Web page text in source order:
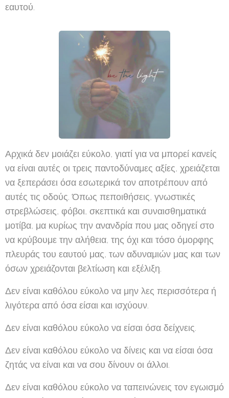
εαυτού.
Αρχικά δεν μοιάζει εύκολο, γιατί για να μπορεί κανείς
να είναι αυτές οι τρεις παντοδύναμες αξίες, χρειάζεται
να ξεπεράσει όσα εσωτερικά τον αποτρέπουν από
αυτές τις οδούς. Όπως πεποιθήσεις, γνωστικές
στρεβλώσεις, φόβοι, σκεπτικά και συναισθηματικά
μοτίβα, μα κυρίως την ανανδρία που μας οδηγεί στο
να κρύβουμε την αλήθεια, της όχι και τόσο όμορφης
πλευράς του εαυτού μας, των αδυναμιών μας και των
όσων χρειάζονται βελτίωση και εξέλιξη.
Δεν είναι καθόλου εύκολο να μην λες περισσότερα ή
λιγότερα από όσα είσαι και ισχύουν.
Δεν είναι καθόλου εύκολο να είσαι όσα δείχνεις.
Δεν είναι καθόλου εύκολο να δίνεις και να είσαι όσα
ζητάς να είναι και να σου δίνουν οι άλλοι.
Δεν είναι καθόλου εύκολο να ταπεινώνεις τον εγωισμό